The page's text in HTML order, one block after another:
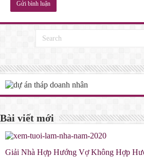
Bài viết mới
Giải Nhà Hợp Hướng Vợ Không Hợp